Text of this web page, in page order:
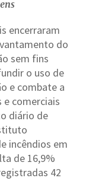
encerraram
do
sem fins
o uso de
e combate a
comerciais
diário de
incêndios em
de 16,9%
42